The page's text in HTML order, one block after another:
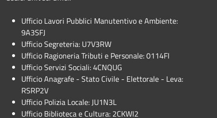
Ufficio Lavori Pubblici Manutentivo e Ambiente:
9A3SFJ
Ufficio Segreteria: U7V3RW
Ufficio Ragioneria Tributi e Personale: 0114FI
Ufficio Servizi Sociali: 4CNQUG
Ufficio Anagrafe - Stato Civile - Elettorale - Leva:
RSRP2V
Ufficio Polizia Locale: JU1N3L
Ufficio Biblioteca e Cultura: 2CKWI2